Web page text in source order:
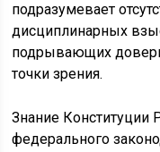
подразумевает
дисциплинарных
подрывающих
точки зрения.
Знание Конституции
федерального